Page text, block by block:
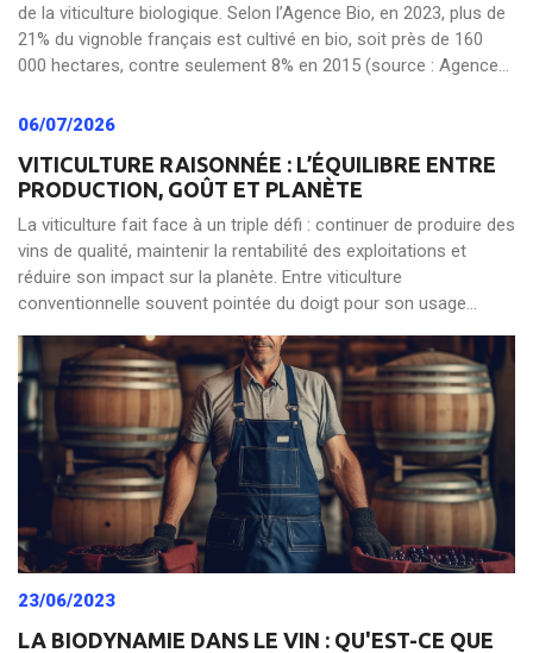
de la viticulture biologique. Selon l’Agence Bio, en 2023, plus de
21% du vignoble français est cultivé en bio, soit près de 160
000 hectares, contre seulement 8% en 2015 (source : Agence...
06/07/2026
VITICULTURE RAISONNÉE : L’ÉQUILIBRE ENTRE
PRODUCTION, GOÛT ET PLANÈTE
La viticulture fait face à un triple défi : continuer de produire des
vins de qualité, maintenir la rentabilité des exploitations et
réduire son impact sur la planète. Entre viticulture
conventionnelle souvent pointée du doigt pour son usage...
23/06/2023
LA BIODYNAMIE DANS LE VIN : QU'EST-CE QUE